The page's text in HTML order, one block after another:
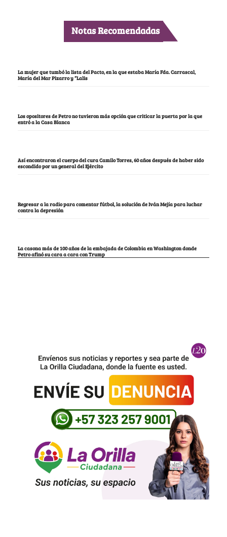
Notas Recomendadas
La mujer que tumbó la lista del Pacto, en la que estaba María Fda. Carrascal,
María del Mar Pizarro y “Lalis
Los opositores de Petro no tuvieron más opción que criticar la puerta por la que
entró a la Casa Blanca
Así encontraron el cuerpo del cura Camilo Torres, 60 años después de haber sido
escondido por un general del Ejército
Regresar a la radio para comentar fútbol, la solución de Iván Mejía para luchar
contra la depresión
La casona más de 100 años de la embajada de Colombia en Washington donde
Petro afinó su cara a cara con Trump